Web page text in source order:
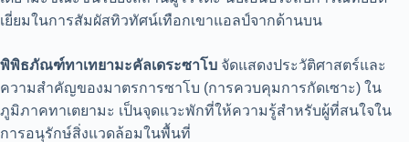
เยี่ยมในการสัมผัสทิวทัศน์เทือกเขาแอลป์จากด้านบน
พิพิธภัณฑ์ทาเทยามะคัลเดระซาโบ จัดแสดงประวัติศาสตร์และ
ความสำคัญของมาตรการซาโบ (การควบคุมการกัดเซาะ) ใน
ภูมิภาคทาเตยามะ เป็นจุดแวะพักที่ให้ความรู้สำหรับผู้ที่สนใจใน
การอนุรักษ์สิ่งแวดล้อมในพื้นที่